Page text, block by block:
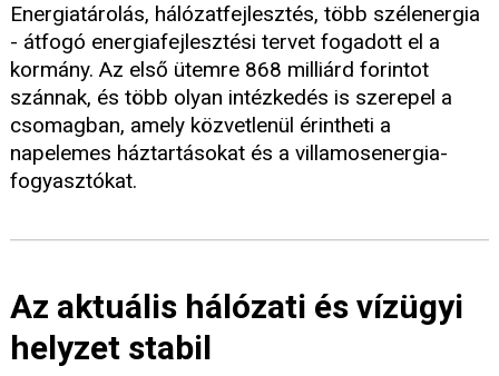
Energiatárolás, hálózatfejlesztés, több szélenergia
- átfogó energiafejlesztési tervet fogadott el a
kormány. Az első ütemre 868 milliárd forintot
szánnak, és több olyan intézkedés is szerepel a
csomagban, amely közvetlenül érintheti a
napelemes háztartásokat és a villamosenergia-
fogyasztókat.
Az aktuális hálózati és vízügyi
helyzet stabil